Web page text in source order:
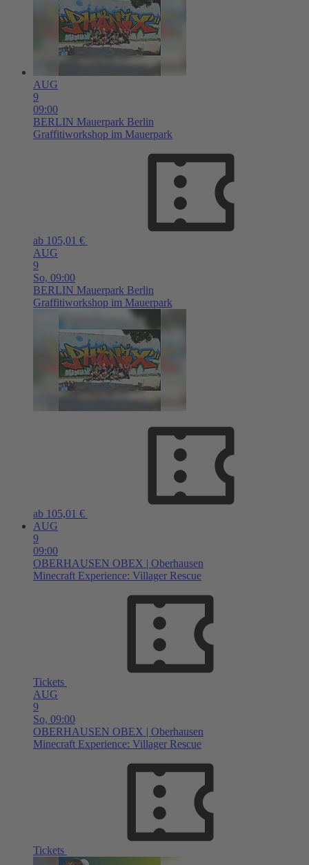
AUG
9
09:00
BERLIN Mauerpark Berlin
Graffitiworkshop im Mauerpark
ab 105,01 €
AUG
9
So, 09:00
BERLIN Mauerpark Berlin
Graffitiworkshop im Mauerpark
ab 105,01 €
AUG
9
09:00
OBERHAUSEN OBEX | Oberhausen
Minecraft Experience: Villager Rescue
Tickets
AUG
9
So, 09:00
OBERHAUSEN OBEX | Oberhausen
Minecraft Experience: Villager Rescue
Tickets